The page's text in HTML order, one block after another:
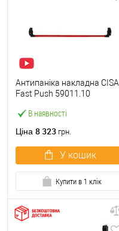
В наявності
Антипаніка накладна CISA
Fast Push 59011.10
штангою 1200 мм червона
Ціна 8 323 грн.
У кошик
Купити в 1 клік